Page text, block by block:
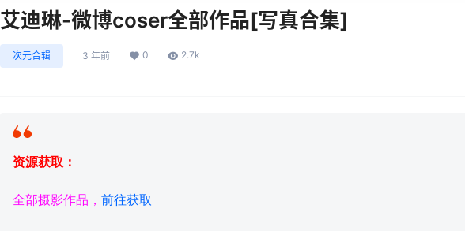
艾迪琳-微博coser全部作品[写真合集]
次元合辑 3 年前 0 2.7k
资源获取：
全部摄影作品， 前往获取